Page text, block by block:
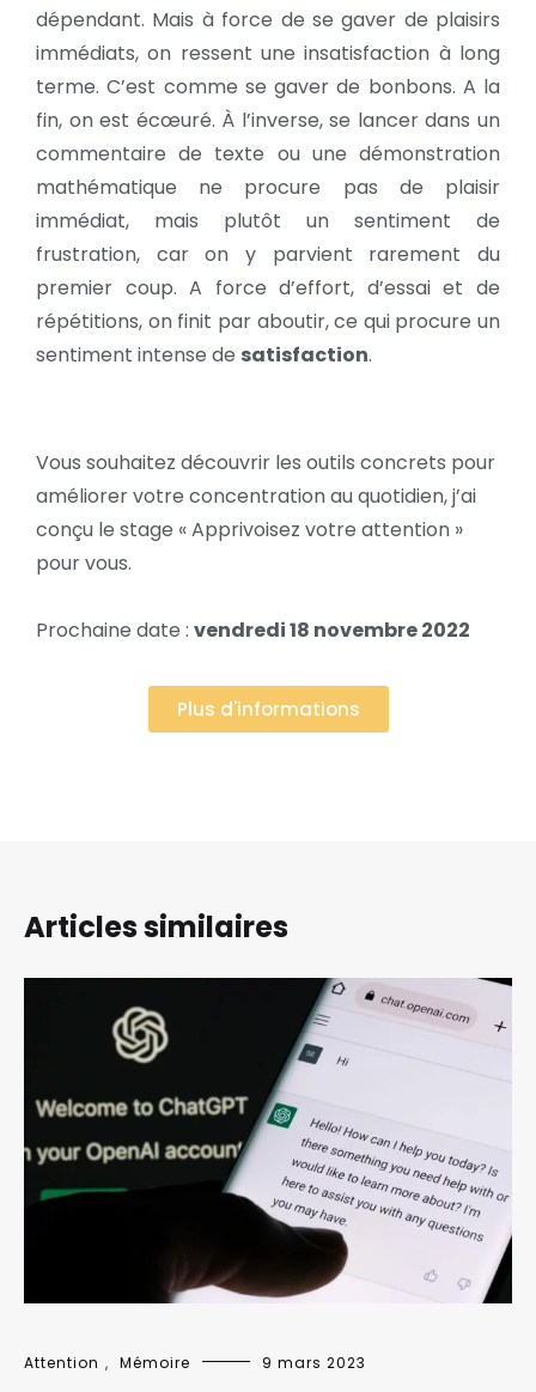
dépendant. Mais à force de se gaver de plaisirs
immédiats, on ressent une insatisfaction à long
terme. C’est comme se gaver de bonbons. A la
fin, on est écœuré. À l’inverse, se lancer dans un
commentaire de texte ou une démonstration
mathématique ne procure pas de plaisir
immédiat, mais plutôt un sentiment de
frustration, car on y parvient rarement du
premier coup. A force d’effort, d’essai et de
répétitions, on finit par aboutir, ce qui procure un
sentiment intense de satisfaction.
Vous souhaitez découvrir les outils concrets pour
améliorer votre concentration au quotidien, j’ai
conçu le stage « Apprivoisez votre attention »
pour vous.
Prochaine date : vendredi 18 novembre 2022
Plus d'informations
Articles similaires
Attention , Mémoire 9 mars 2023